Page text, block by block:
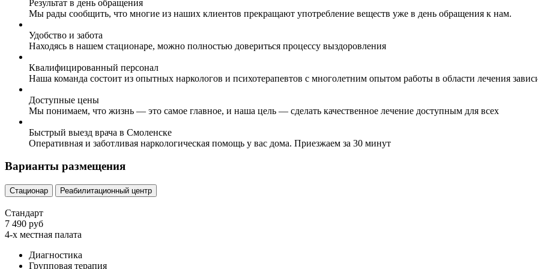
Результат в день обращения
Мы рады сообщить, что многие из наших клиентов прекращают употребление веществ уже в день обращения к нам.
Удобство и забота
Находясь в нашем стационаре, можно полностью довериться процессу выздоровления
Квалифицированный персонал
Наша команда состоит из опытных наркологов и психотерапевтов с многолетним опытом работы в области лечения
Доступные цены
Мы понимаем, что жизнь — это самое главное, и наша цель — сделать качественное лечение доступным для всех
Быстрый выезд врача в Смоленске
Оперативная и заботливая наркологическая помощь у вас дома. Приезжаем за 30 минут
Варианты размещения
Стационар Реабилитационный центр
Стандарт
7 490 руб
4-х местная палата
Диагностика
Групповая терапия